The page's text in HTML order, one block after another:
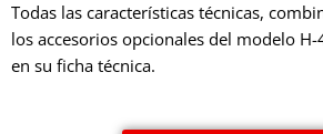
Todas las características técnicas,
los accesorios opcionales del modelo
en su ficha técnica.